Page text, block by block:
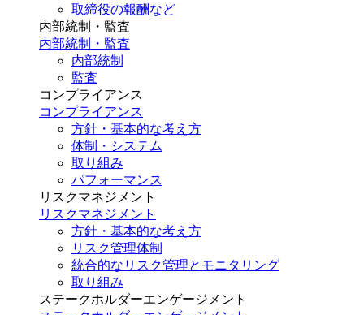
取締役の報酬など
内部統制・監査
内部統制・監査
内部統制
監査
コンプライアンス
コンプライアンス
方針・基本的な考え方
体制・システム
取り組み
パフォーマンス
リスクマネジメント
リスクマネジメント
方針・基本的な考え方
リスク管理体制
統合的なリスク管理とモニタリング
取り組み
ステークホルダーエンゲージメント